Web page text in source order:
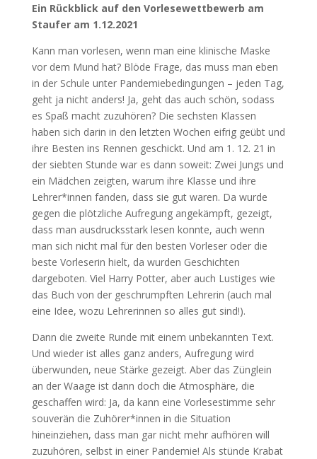
Ein Rückblick auf den Vorlesewettbewerb am
Staufer am 1.12.2021
Kann man vorlesen, wenn man eine klinische Maske
vor dem Mund hat? Blöde Frage, das muss man eben
in der Schule unter Pandemiebedingungen – jeden Tag,
geht ja nicht anders! Ja, geht das auch schön, sodass
es Spaß macht zuzuhören? Die sechsten Klassen
haben sich darin in den letzten Wochen eifrig geübt und
ihre Besten ins Rennen geschickt. Und am 1. 12. 21 in
der siebten Stunde war es dann soweit: Zwei Jungs und
ein Mädchen zeigten, warum ihre Klasse und ihre
Lehrer*innen fanden, dass sie gut waren. Da wurde
gegen die plötzliche Aufregung angekämpft, gezeigt,
dass man ausdrucksstark lesen konnte, auch wenn
man sich nicht mal für den besten Vorleser oder die
beste Vorleserin hielt, da wurden Geschichten
dargeboten. Viel Harry Potter, aber auch Lustiges wie
das Buch von der geschrumpften Lehrerin (auch mal
eine Idee, wozu Lehrerinnen so alles gut sind!).
Dann die zweite Runde mit einem unbekannten Text.
Und wieder ist alles ganz anders, Aufregung wird
überwunden, neue Stärke gezeigt. Aber das Zünglein
an der Waage ist dann doch die Atmosphäre, die
geschaffen wird: Ja, da kann eine Vorlesestimme sehr
souverän die Zuhörer*innen in die Situation
hineinziehen, dass man gar nicht mehr aufhören will
zuzuhören, selbst in einer Pandemie! Als stünde Krabat